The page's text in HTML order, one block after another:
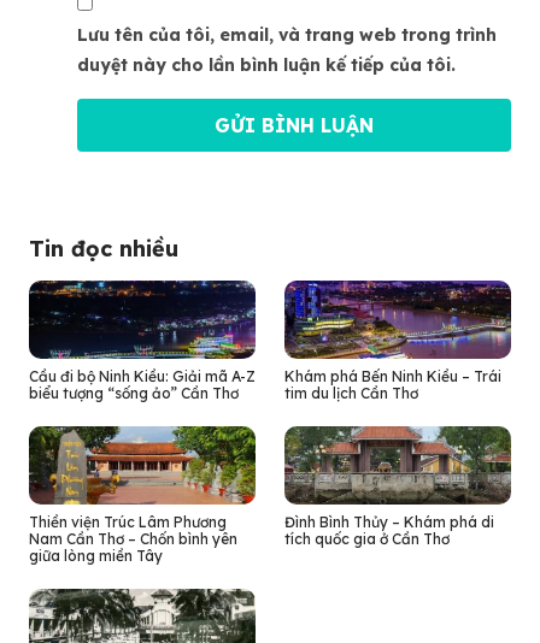
Lưu tên của tôi, email, và trang web trong trình
duyệt này cho lần bình luận kế tiếp của tôi.
Tin đọc nhiều
Cầu đi bộ Ninh Kiều: Giải mã A-Z
biểu tượng “sống ảo” Cần Thơ
Khám phá Bến Ninh Kiều – Trái
tim du lịch Cần Thơ
Thiền viện Trúc Lâm Phương
Nam Cần Thơ – Chốn bình yên
giữa lòng miền Tây
Đình Bình Thủy – Khám phá di
tích quốc gia ở Cần Thơ